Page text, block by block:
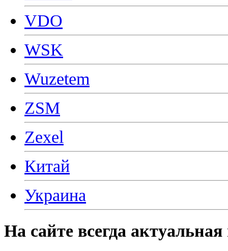
VDO
WSK
Wuzetem
ZSM
Zexel
Китай
Украина
На сайте всегда